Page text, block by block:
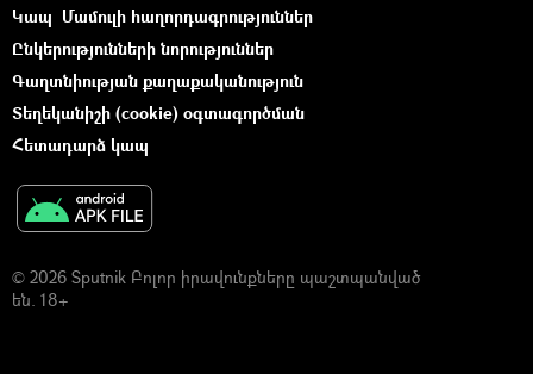
Կապ Մամուլի հաղորդագրություններ
Ընկերությունների նորություններ
Գաղտնիության քաղաքականություն
Տեղեկանիշի (cookie) օգտագործման
Հետադարձ կապ
© 2026 Sputnik Բոլոր իրավունքները պաշտպանված
են. 18+